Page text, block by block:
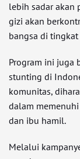
lebih sadar akan
gizi akan
bangsa di
Program ini juga
stunting di
komunitas,
dalam
dan ibu hamil.
Melalui